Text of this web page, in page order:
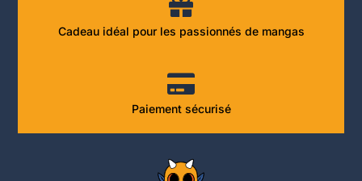
Cadeau idéal pour les passionnés de mangas
Paiement sécurisé